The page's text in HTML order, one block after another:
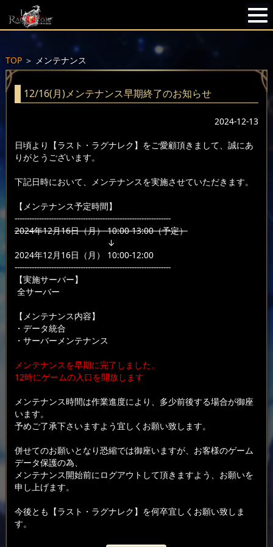
TOP＞ メンテナンス
12/16(月)メンテナンス早期終了のお知らせ
2024-12-13
日頃より【ラスト・ラグナレク】をご愛顧頂きまして、誠にあ
りがとうございます。
下記日時において、メンテナンスを実施させていただきます。
【メンテナンス予定時間】
----------------------------------------------------------------
2024年12月16日（月） 10:00-13:00（予定）
↓
2024年12月16日（月） 10:00-12:00
----------------------------------------------------------------
【実施サーバー】
全サーバー
【メンテナンス内容】
・データ統合
・サーバーメンテナンス
メンテナンスを早期に完了しました。
12時にゲームの入口を開放します
メンテナンス時間は作業進度により、多少前後する場合が御座
います。
予めご了承下さいますよう宜しくお願い致します。
併せてのお願いとなり恐縮では御座いますが、お客様のゲーム
データ保護の為、
メンテナンス開始前にログアウトして頂きますよう、お願いを
申し上げます。
今後とも【ラスト・ラグナレク】を何卒宜しくお願い致しま
す。